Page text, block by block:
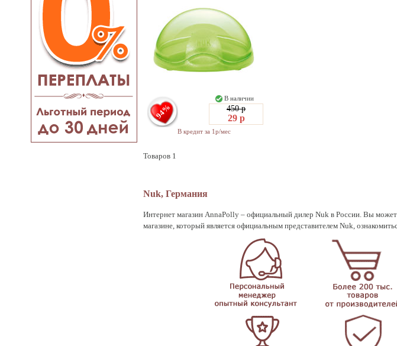
94%
В наличии
450 р
29 р
В кредит за 1р/мес
Товаров 1
Nuk, Германия
Интернет магазин AnnaPolly – официальный дилер Nuk в России. Вы
магазине, который является официальным представителем Nuk,